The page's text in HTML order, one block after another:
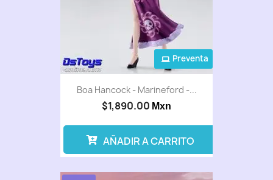
Boa Hancock - Marineford -...
$1,890.00 Mxn
Preventa
AÑADIR A CARRITO